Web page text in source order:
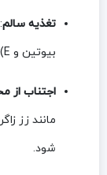
تغذیه سالم
بیوتین و E) و آب کافی به سلامت مو کمک می‌کند.
اجتناب از
مانند زز
شود.